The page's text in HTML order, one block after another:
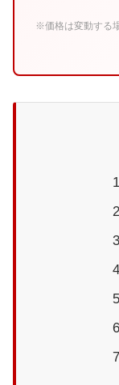
※価格は変動する